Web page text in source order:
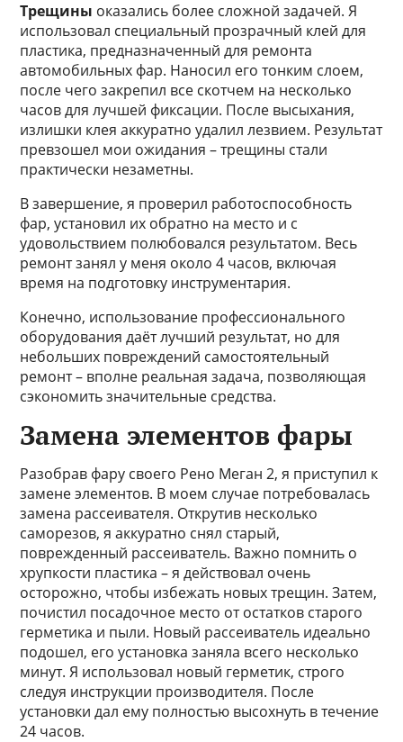
Трещины оказались более сложной задачей. Я
использовал специальный прозрачный клей для
пластика, предназначенный для ремонта
автомобильных фар. Наносил его тонким слоем,
после чего закрепил все скотчем на несколько
часов для лучшей фиксации. После высыхания,
излишки клея аккуратно удалил лезвием. Результат
превзошел мои ожидания – трещины стали
практически незаметны.
В завершение, я проверил работоспособность
фар, установил их обратно на место и с
удовольствием полюбовался результатом. Весь
ремонт занял у меня около 4 часов, включая
время на подготовку инструментария.
Конечно, использование профессионального
оборудования даёт лучший результат, но для
небольших повреждений самостоятельный
ремонт – вполне реальная задача, позволяющая
сэкономить значительные средства.
Замена элементов фары
Разобрав фару своего Рено Меган 2, я приступил к
замене элементов. В моем случае потребовалась
замена рассеивателя. Открутив несколько
саморезов, я аккуратно снял старый,
поврежденный рассеиватель. Важно помнить о
хрупкости пластика – я действовал очень
осторожно, чтобы избежать новых трещин. Затем,
почистил посадочное место от остатков старого
герметика и пыли. Новый рассеиватель идеально
подошел, его установка заняла всего несколько
минут. Я использовал новый герметик, строго
следуя инструкции производителя. После
установки дал ему полностью высохнуть в течение
24 часов.